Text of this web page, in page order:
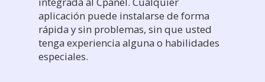
aplicación puede instalarse de forma
rápida y sin problemas, sin que usted
tenga experiencia alguna o habilidades
especiales.